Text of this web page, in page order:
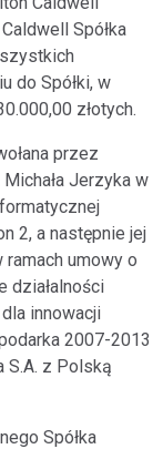
Spółka
do Spółki, w
złotych.
przez
Jerzyka w
2, a następnie jej
umowy o
działalności
innowacji
2007-2013
S.A. z Polską
Spółka